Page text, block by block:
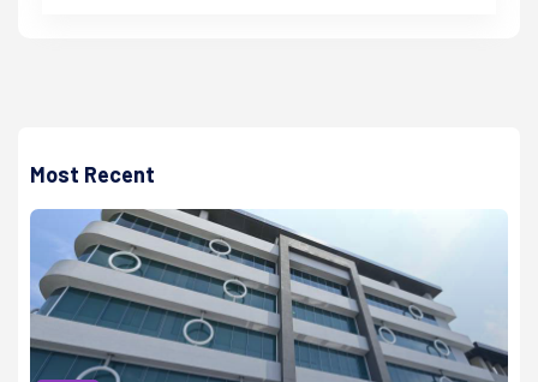
Most Recent